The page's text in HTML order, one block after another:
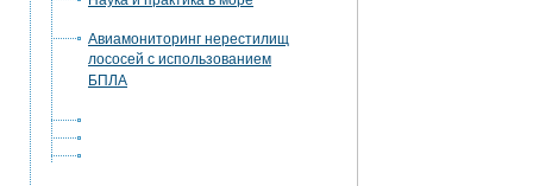
Авиамониторинг нерестилищ
лососей с использованием
БПЛА